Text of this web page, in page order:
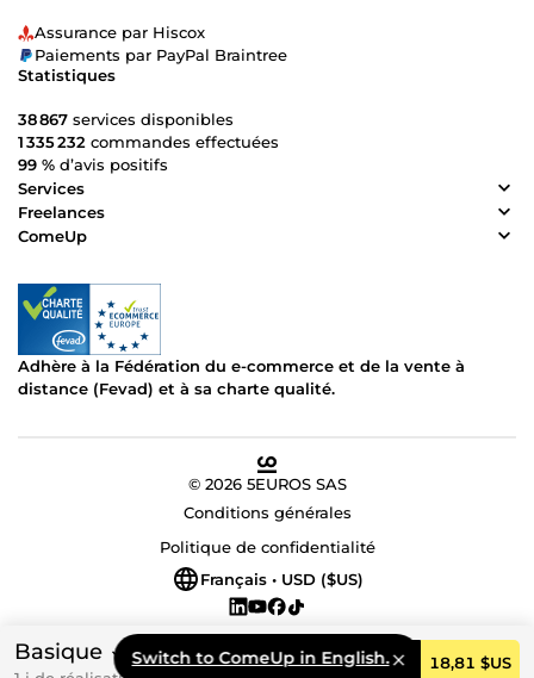
Basique Commander 18,81 $US
Switch to ComeUp in English.
Assurance par Hiscox
Paiements par PayPal Braintree
Statistiques
38 867 services disponibles
1 335 232 commandes effectuées
99 % d’avis positifs
Services
Freelances
ComeUp
Adhère à la Fédération du e-commerce et de la vente à
distance (Fevad) et à sa charte qualité.
© 2026 5EUROS SAS
Conditions générales
Politique de confidentialité
Français • USD ($US)